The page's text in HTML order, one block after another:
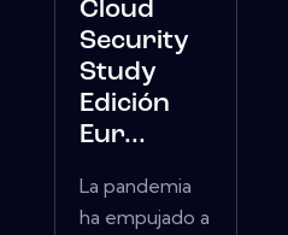
Cloud
Security
Study
Edición
Eur...
La pandemia
ha empujado a